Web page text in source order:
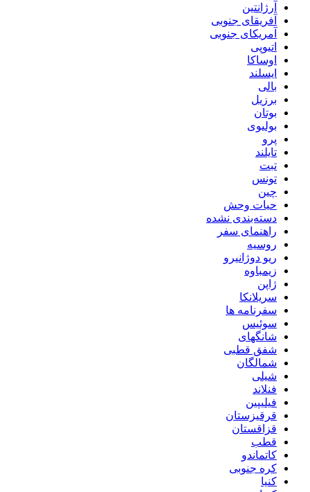
آرژانتین
آفریقای جنوبی
آمریکای جنوبی
اتیوپی
اوساکا
ایسلند
بالی
برزیل
بوتان
بولیوی
پرو
تایلند
تبت
تونس
چین
حیات وحش
دسته‌بندی نشده
راهنمای سفر
روسیه
ریو دوژانیرو
زیمباوه
ژاپن
سریلانکا
سفرنامه ها
سوئیس
شانگهای
شفق قطبی
شمالگان
شیلی
فنلاند
فیلیپین
قرقیزستان
قزاقستان
قطب
کاتماندو
کره جنوبی
کنیا